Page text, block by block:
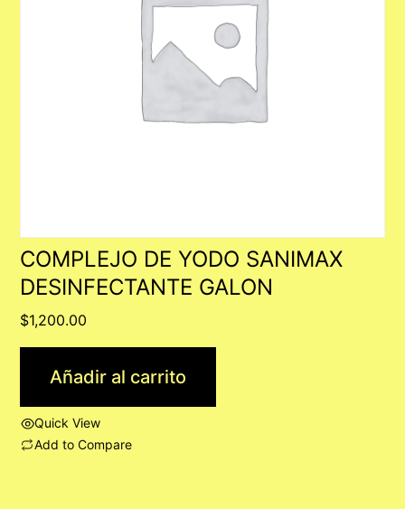
COMPLEJO DE YODO SANIMAX
DESINFECTANTE GALON
$1,200.00
Añadir al carrito
Quick View
Add to Compare